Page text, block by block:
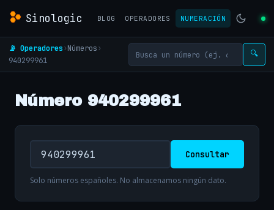
Sinologic BLOG OPERADORES NUMERACIÓN
📡 Operadores›Números›
940299961
🔍
Número 940299961
Consultar
Solo números españoles. No almacenamos ningún dato.